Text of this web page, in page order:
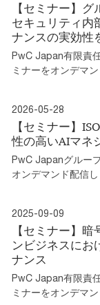
【セミナー】
セキュリティ
ナンスの実効
PwC Japan有限責
ミナーをオンデマン
2026-05-28
【セミナー】
性の高いAIマネ
PwC Japanグルー
オンデマンド配信し
2025-09-09
【セミナー】
ンビジネスにお
ナンス
PwC Japan有限責
ミナーをオンデマン